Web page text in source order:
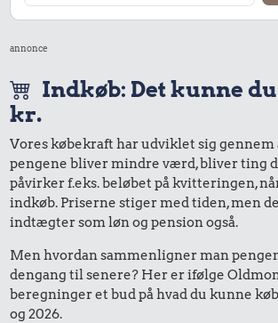
annonce
Indkøb: Det kunne
kr.
Vores købekraft har udviklet sig gennem
pengene bliver mindre værd, bliver ting
påvirker f.eks. beløbet på kvitteringen,
indkøb. Priserne stiger med tiden, men
indtægter som løn og pension også.
Men hvordan sammenligner man
dengang til senere? Her er ifølge
beregninger et bud på hvad du kunne
og 2026.